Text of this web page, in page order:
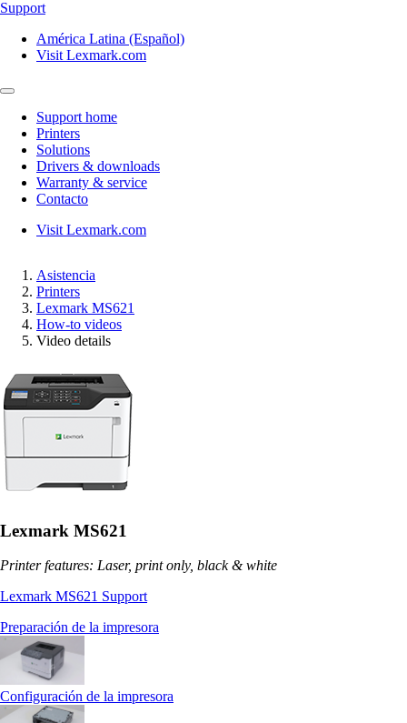
Support
América Latina (Español)
Visit Lexmark.com
Support home
Printers
Solutions
Drivers & downloads
Warranty & service
Contacto
Visit Lexmark.com
Asistencia
Printers
Lexmark MS621
How-to videos
Video details
Lexmark MS621
Printer features: Laser, print only, black & white
Lexmark MS621 Support
Preparación de la impresora
Configuración de la impresora